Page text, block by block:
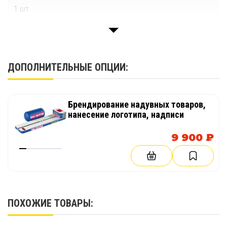
1 шт.
ДОПОЛНИТЕЛЬНЫЕ ОПЦИИ:
Брендирование надувных товаров,
нанесение логотипа, надписи
9 900 ₽
ПОХОЖИЕ ТОВАРЫ: